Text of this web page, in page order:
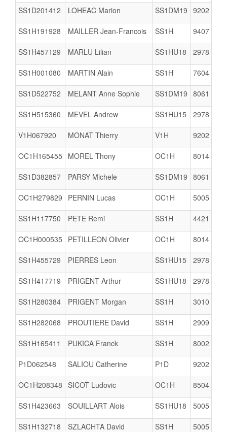
SS1D201412 LOHEAC Marion SS1DM19 9202
SS1H191928 MAILLER Jean-Francois SS1H 9407
SS1H457129 MARLU Lilian SS1HU18 2978
SS1H001080 MARTIN Alain SS1H 7604
SS1D522752 MELANT Anne Sophie SS1DM19 8061
SS1H515360 MEVEL Andrew SS1HU15 2978
V1H067920 MONAT Thierry V1H 9202
OC1H165455 MOREL Thony OC1H 8014
SS1D382857 PARSY Michele SS1DM19 8061
OC1H279829 PERNIN Lucas OC1H 5005
SS1H117750 PETE Remi SS1H 4421
OC1H000535 PETILLEON Olivier OC1H 8014
SS1H455729 PIERRES Leon SS1HU15 2978
SS1H417719 PRIGENT Arthur SS1HU18 2978
SS1H280384 PRIGENT Morgan SS1H 3010
SS1H282068 PROUTIERE David SS1H 2909
SS1H165411 PUKICA Franck SS1H 8002
P1D062548 SALIOU Catherine P1D 9202
OC1H208348 SICOT Ludovic OC1H 8504
SS1H423663 SOUILLART Alois SS1HU18 5005
SS1H132718 SZLACHTA David SS1H 5005